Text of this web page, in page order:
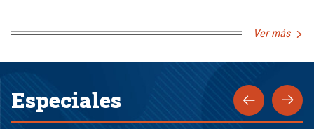
Ver más
Especiales